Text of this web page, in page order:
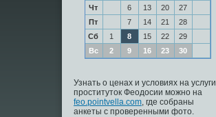
Чт
6 13 20
27
Пт
7 14 21
28
Сб
1 8 15 22
29
Вс
2 9 16 23 30
Узнать о ценах и условиях на услуги
проституток Феодосии можно на
feo.pointvella.com, где собраны
анкеты с проверенными фото.